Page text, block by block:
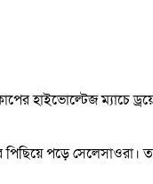
হাইভোল্টেজ ম্যাচে
পড়ে